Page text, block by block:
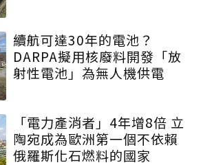
續航可達30年的電池？
DARPA擬用核廢料開發「放
射性電池」為無人機供電
「電力產消者」4年增8倍 立
陶宛成為歐洲第一個不依賴
俄羅斯化石燃料的國家